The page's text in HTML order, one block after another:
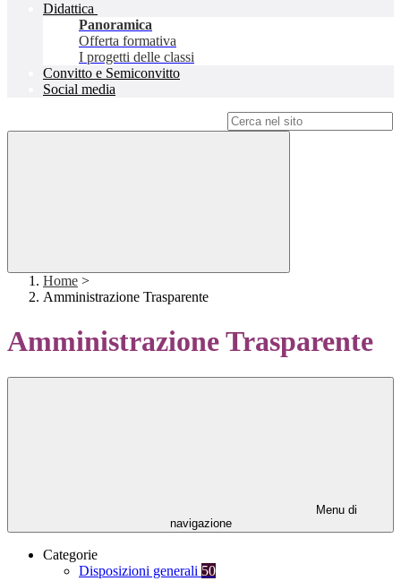
Didattica
Panoramica
Offerta formativa
I progetti delle classi
Convitto e Semiconvitto
Social media
Home >
Amministrazione Trasparente
Amministrazione Trasparente
Menu di
navigazione
Categorie
Disposizioni generali 50